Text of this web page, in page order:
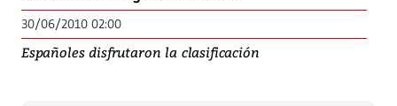
30/06/2010 02:00
Españoles disfrutaron la clasificación